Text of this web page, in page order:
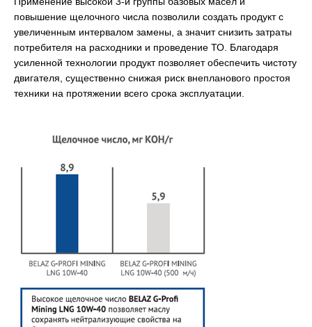
повышение щелочного числа позволили создать продукт с
увеличенным интервалом замены, а значит снизить затраты
потребителя на расходники и проведение ТО. Благодаря
усиленной технологии продукт позволяет обеспечить чистоту
двигателя, существенно снижая риск внепланового простоя
техники на протяжении всего срока эксплуатации.